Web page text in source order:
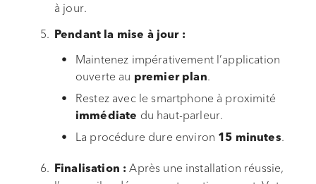
à jour.
Pendant la mise à jour :
Maintenez impérativement l’application
ouverte au premier plan.
Restez avec le smartphone à proximité
immédiate du haut-parleur.
La procédure dure environ 15 minutes.
Finalisation : Après une installation réussie,